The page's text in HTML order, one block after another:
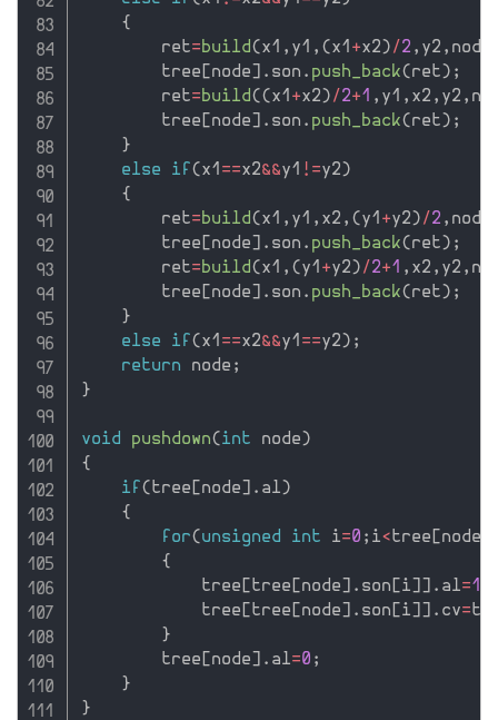
{
        ret
=build(x1 , y1 , (x1 +x2) / 2 , y2 , node
        tree
[node] . son . push_back(ret) ;
        ret
=build((x1 +x2) / 2+1 , y1 , x2 , y2 ,
        tree
[node] . son . push_back(ret) ;
}
else
if (x1 ==x2&&y1 !=y2)
{
        ret
=build(x1 , y1 , x2 , (y1 +y2) / 2 , node
        tree
[node] . son . push_back(ret) ;
        ret
=build(x1 , (y1 +y2) / 2+1 , x2 , y2 ,
        tree
[node] . son . push_back(ret) ;
}
else
if (x1 ==x2&&y1 ==y2) ;
return node ;
}
void pushdown(int node)
{
if (tree [node] . al)
{
for(unsigned int i=0 ; i<tree [node
{
            tree
[tree [node] . son [i] ] . al=1
            tree
[tree [node] . son [i] ] . cv=
}
        tree
[node] . al=0 ;
}
}